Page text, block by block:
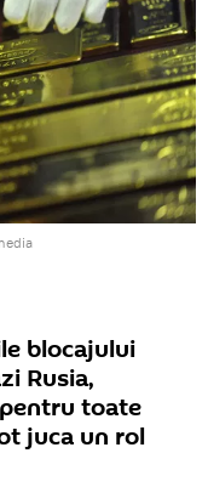
blocajului
Rusia,
toate
juca un rol